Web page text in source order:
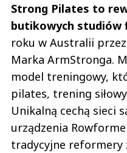
Strong Pilates to
butikowych studiów
roku w Australii
Marka ArmStronga.
model treningowy,
pilates, trening
Unikalną cechą sieci
urządzenia
tradycyjne reformery